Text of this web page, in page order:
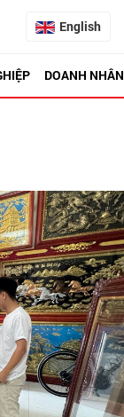
English
DOANH NHÂN